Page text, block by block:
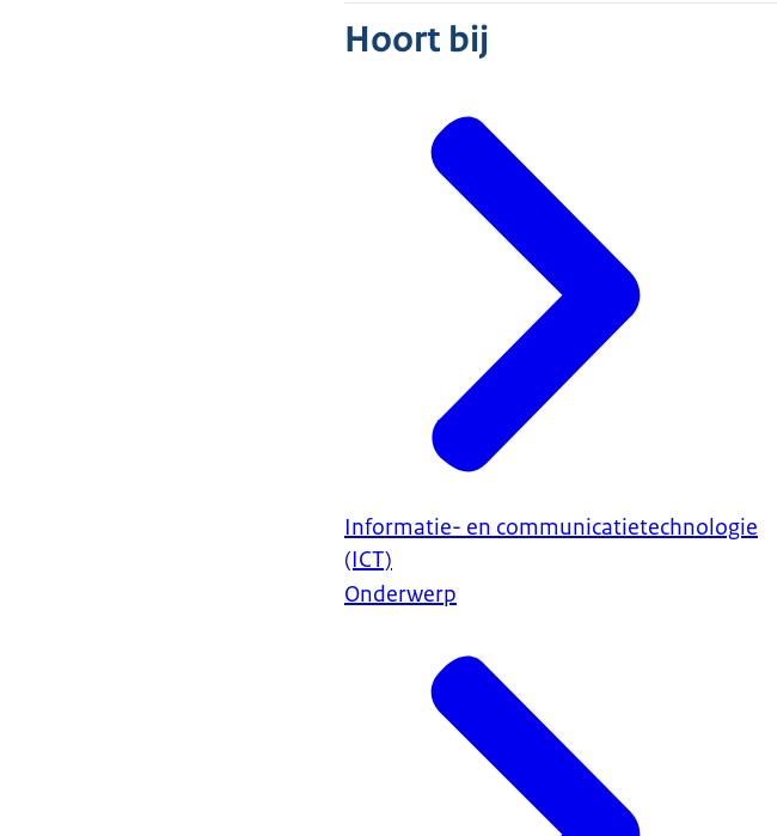
Hoort bij
Informatie- en communicatietechnologie
(ICT)
Onderwerp